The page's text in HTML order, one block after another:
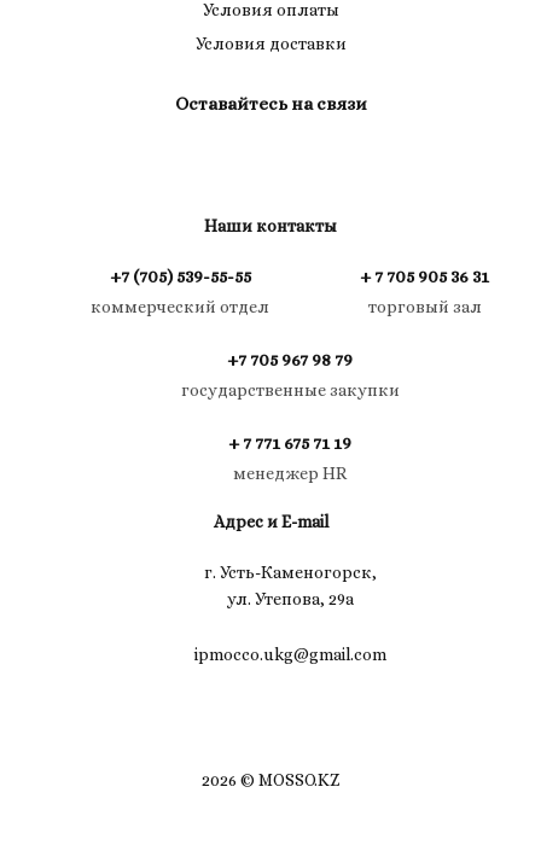
Условия оплаты
Условия доставки
Оставайтесь на связи
Наши контакты
+7 (705) 539-55-55
коммерческий отдел
+ 7 705 905 36 31
торговый зал
+7 705 967 98 79
государственные закупки
+ 7 771 675 71 19
менеджер HR
Адрес и E-mail
г. Усть-Каменогорск,
ул. Утепова, 29а
ipmocco.ukg@gmail.com
2026 © MOSSO.KZ